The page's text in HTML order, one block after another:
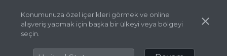
Konumunuza özel içerikleri görmek ve online
alışveriş yapmak için başka bir ülkeyi veya bölgeyi
seçin.